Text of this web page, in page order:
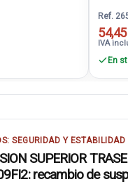
Ref.
IVA
En
SEGURIDAD Y ESTABILIDAD
SUPERIOR
recambio de